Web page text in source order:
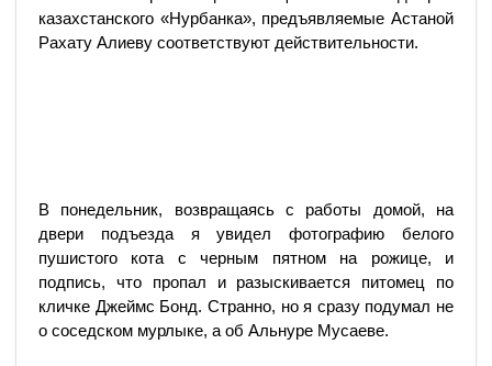
казахстанского «Нурбанка», предъявляемые Астаной
Рахату Алиеву соответствуют действительности.
В понедельник, возвращаясь с работы домой, на
двери подъезда я увидел фотографию белого
пушистого кота с черным пятном на рожице, и
подпись, что пропал и разыскивается питомец по
кличке Джеймс Бонд. Странно, но я сразу подумал не
о соседском мурлыке, а об Альнуре Мусаеве.